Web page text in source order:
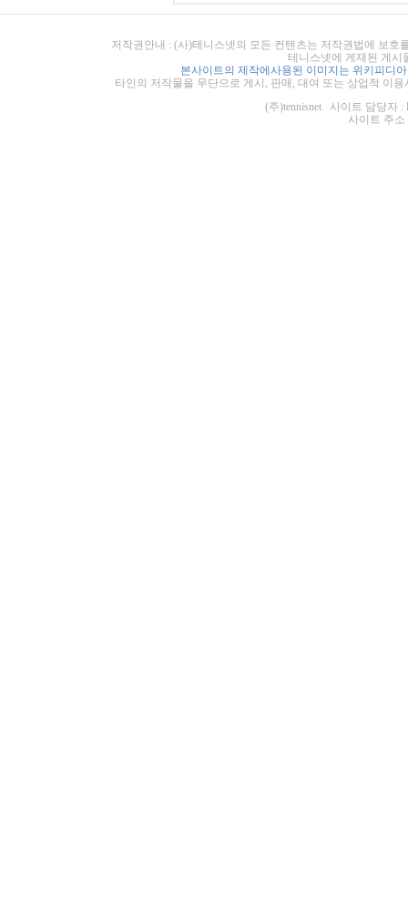
저작권안내 : (사)테니스넷의 모든 컨텐츠는 저작권법에 보
테니스넷에 게재된 게시
본사이트의 제작에사용된 이미지는 위키피디
타인의 저작물을 무단으로 게시, 판매, 대여 또는 상업적 이
(주)tennisnet 사이트 담당자 :
사이트 주